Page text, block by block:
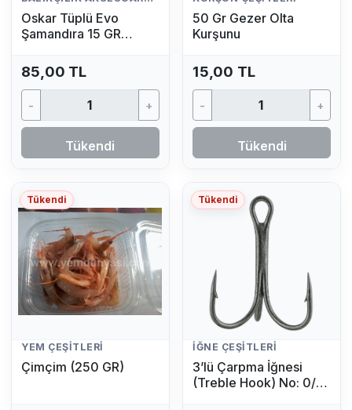
Oskar Tüplü Evo
Şamandıra 15 GR
85,00 TL
- +
Tükendi
50 Gr Gezer Olta
Kurşunu
15,00 TL
- +
Tükendi
Tükendi
YEM ÇEŞITLERI
Çimçim (250 GR)
Tükendi
İĞNE ÇEŞITLERI
3’lü Çarpma İğnesi
(Treble Hook) No: 0/4